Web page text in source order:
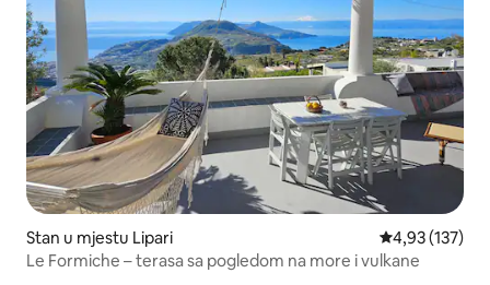
Stan u mjestu Lipari prosječna
4,93 (137)
Le Formiche – terasa sa pogledom na more i vulkane